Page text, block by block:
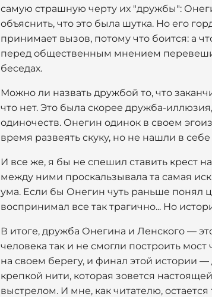
самую страшную черту их "дружбы":
объяснить, что это была шутка. Но его
принимает вызов, потому что боится: а
перед общественным мнением
беседах.
Можно ли назвать дружбой то, что
что нет. Это была скорее дружба-
одиночеств. Онегин одинок в своем
время развеять скуку, но не нашли в
И все же, я бы не спешил ставить крест
между ними проскальзывала та самая
ума. Если бы Онегин чуть раньше понял
воспринимал все так трагично... Но
В итоге, дружба Онегина и Ленского —
человека так и не смогли построить
на своем берегу, и финал этой истории
крепкой нити, которая зовется
выстрелом. И мне, как читателю,